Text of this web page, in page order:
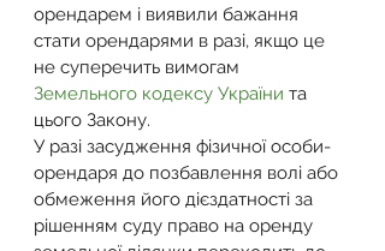
орендарем і виявили бажання
стати орендарями в разі, якщо це
не суперечить вимогам
Земельного кодексу України та
цього Закону.
У разі засудження фізичної особи-
орендаря до позбавлення волі або
обмеження його дієздатності за
рішенням суду право на оренду